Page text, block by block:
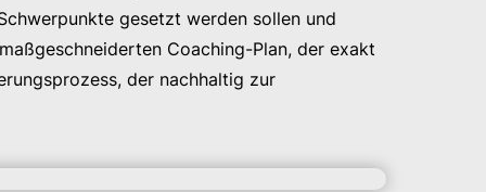
gesetzt werden sollen und
Coaching-Plan, der exakt
der nachhaltig zur